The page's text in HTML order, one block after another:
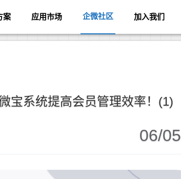
案 应用市场 企微社区 加入我们
宝系统提高会员管理效率！(1)
06/05